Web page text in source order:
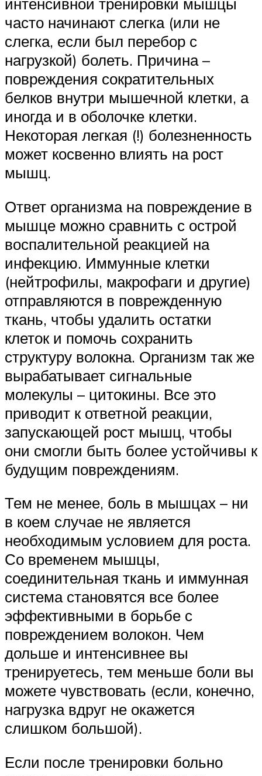
часто начинают слегка (или не
слегка, если был перебор с
нагрузкой) болеть. Причина –
повреждения сократительных
белков внутри мышечной клетки, а
иногда и в оболочке клетки.
Некоторая легкая (!) болезненность
может косвенно влиять на рост
мышц.
Ответ организма на повреждение в
мышце можно сравнить с острой
воспалительной реакцией на
инфекцию. Иммунные клетки
(нейтрофилы, макрофаги и другие)
отправляются в поврежденную
ткань, чтобы удалить остатки
клеток и помочь сохранить
структуру волокна. Организм так же
вырабатывает сигнальные
молекулы – цитокины. Все это
приводит к ответной реакции,
запускающей рост мышц, чтобы
они смогли быть более устойчивы к
будущим повреждениям.
Тем не менее, боль в мышцах – ни
в коем случае не является
необходимым условием для роста.
Со временем мышцы,
соединительная ткань и иммунная
система становятся все более
эффективными в борьбе с
повреждением волокон. Чем
дольше и интенсивнее вы
тренируетесь, тем меньше боли вы
можете чувствовать (если, конечно,
нагрузка вдруг не окажется
слишком большой).
Если после тренировки больно